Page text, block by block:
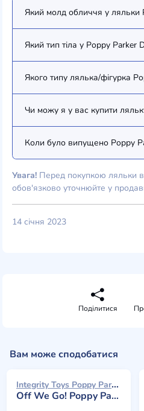
Який молд обличчя у ляльки
Який тип тіла у Poppy Parker
Якого типу лялька/фігурка
Чи можу я у вас купити
Коли було випущено Poppy
Увага! Перед покупкою ляльки
обов'язково уточнюйте у
14 січня 2023
Поділитися
Вам може сподобатися
Integrity Toys Poppy Parker 2026
Off We Go! Poppy Parker